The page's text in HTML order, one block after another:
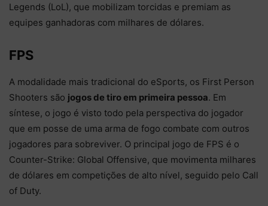
Legends (LoL), que mobilizam torcidas e premiam as
equipes ganhadoras com milhares de dólares.
FPS
A modalidade mais tradicional do eSports, os First Person
Shooters são jogos de tiro em primeira pessoa. Em
síntese, o jogo é visto todo pela perspectiva do jogador
que em posse de uma arma de fogo combate com outros
jogadores para sobreviver. O principal jogo de FPS é o
Counter-Strike: Global Offensive, que movimenta milhares
de dólares em competições de alto nível, seguido pelo Call
of Duty.